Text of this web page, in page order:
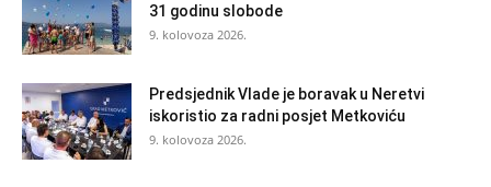
31 godinu slobode
9. kolovoza 2026.
Predsjednik Vlade je boravak u Neretvi
iskoristio za radni posjet Metkoviću
9. kolovoza 2026.